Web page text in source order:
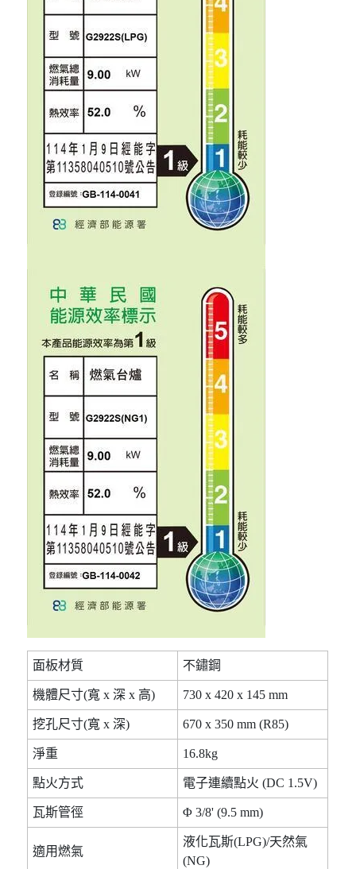
面板材質 不鏽鋼
機體尺寸(寬 x 深 x 高) 730 x 420 x 145 mm
挖孔尺寸(寬 x 深) 670 x 350 mm (R85)
淨重 16.8kg
點火方式 電子連續點火 (DC 1.5V)
瓦斯管徑 Φ 3/8' (9.5 mm)
適用燃氣
液化瓦斯(LPG)/天然氣
(NG)